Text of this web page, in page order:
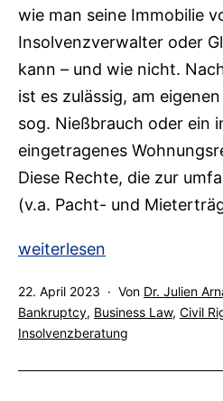
auf
Insolvenzrecht
trifft,
wird
kompliziert…
(OLG
Karlsruhe,
Beschl.
Az.
14
W
wie man seine Immobilie
Insolvenzverwalter oder
kann – und wie nicht.
ist es zulässig, am
sog. Nießbrauch oder ein
eingetragenes
Diese Rechte, die zur
(v.a. Pacht- und
Eigene
und
Insolvenzanfechtung
weiterlesen
Veröffentlicht
am
22. April 2023 Von Dr. Julien
Kategorisiert
als
Bankruptcy, Business Law, Civil
Insolvenzberatung